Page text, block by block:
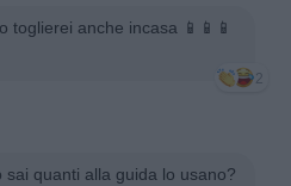
toglierei anche incasa 📱📱📱
2
sai quanti alla guida lo usano?